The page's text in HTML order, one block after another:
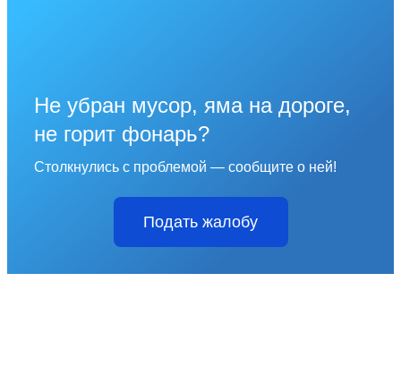
Не убран мусор, яма на дороге,
не горит фонарь?
Столкнулись с проблемой — сообщите о ней!
Подать жалобу